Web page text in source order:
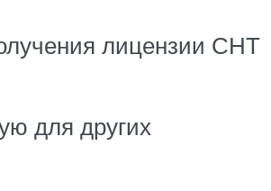
лицензии СНТ
для других